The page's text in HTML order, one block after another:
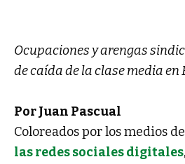
Ocupaciones y arengas
de caída de la clase media en
Por Juan Pascual
Coloreados por los medios
las redes sociales digitales